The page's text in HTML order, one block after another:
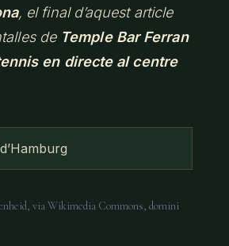
, el final d’aquest article
de Temple Bar Ferran
en directe al centre
via Wikimedia Commons, domini